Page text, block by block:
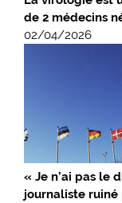
de 2 médecins
02/04/2026
« Je n’ai pas le
journaliste ruiné